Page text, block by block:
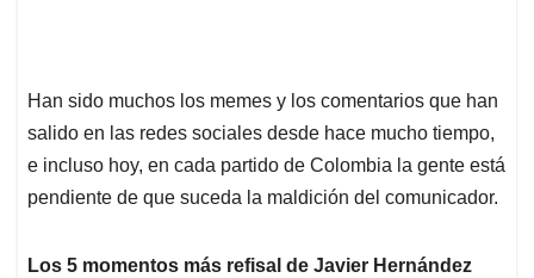
Han sido muchos los memes y los comentarios que han
salido en las redes sociales desde hace mucho tiempo,
e incluso hoy, en cada partido de Colombia la gente está
pendiente de que suceda la maldición del comunicador.
Los 5 momentos más refisal de Javier Hernández